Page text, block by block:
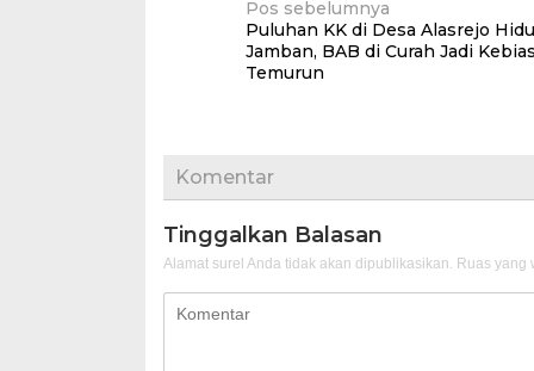
Navigasi
pos
Pos sebelumnya
Puluhan KK di Desa Alasrejo
Jamban, BAB di Curah Jadi
Temurun
Komentar
Tinggalkan Balasan
Alamat surel Anda tidak akan dipublikasikan. Ruas yang